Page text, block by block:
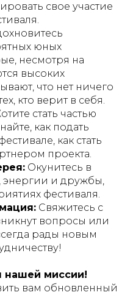
свое участие
юных
несмотря на
высоких
что нет ничего
кто верит в себя.
стать частью
как подать
как стать
проекта.
Окунитесь в
энергии и дружбы,
фестиваля.
Свяжитесь с
вопросы или
рады новым
нашей миссии!
вам обновленный